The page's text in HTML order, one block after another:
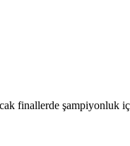
finallerde şampiyonluk